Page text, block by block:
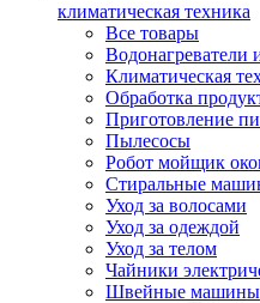
климатическая техника
Все товары
Водонагреватели
Климатическая
Обработка
Приготовление
Пылесосы
Робот мойщик
Стиральные
Уход за волосами
Уход за одеждой
Уход за телом
Чайники
Швейные машины